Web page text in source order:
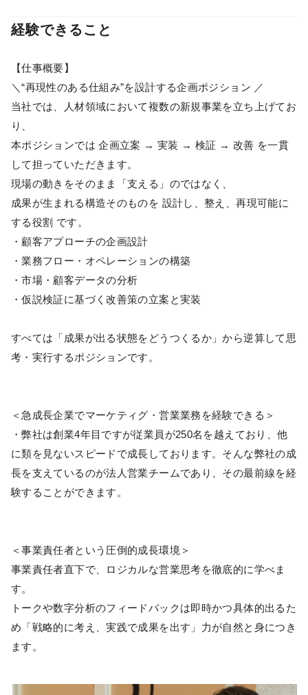
経験できること
【仕事概要】
＼“再現性のある仕組み”を設計する企画ポジション ／
当社では、人材領域において複数の新規事業を立ち上げてお
り、
本ポジションでは 企画立案 → 実装 → 検証 → 改善 を一貫
して担っていただきます。
現場の動きをそのまま「支える」のではなく、
成果が生まれる構造そのものを 設計し、整え、再現可能に
する役割 です。
・顧客アプローチの企画設計
・業務フロー・オペレーションの構築
・市場・顧客データの分析
・仮説検証に基づく改善策の立案と実装
すべては「成果が出る状態をどうつくるか」から逆算して思
考・実行するポジションです。
＜急成長企業でマーケティグ・営業業務を経験できる＞
・弊社は創業4年目ですが従業員が250名を越えており、他
に類を見ないスピードで成長しております。そんな弊社の成
長を支えているのが法人営業チームであり、その最前線を経
験することができます。
＜事業責任者という圧倒的成長環境＞
事業責任者直下で、ロジカルな営業思考を徹底的に学べま
す。
トークや数字分析のフィードバックは即時かつ具体的出るた
め「戦略的に考え、実践で成果を出す」力が自然と身につき
ます。